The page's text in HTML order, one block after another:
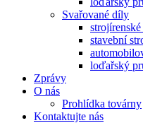
Svařované díly
stavební
loďařský
Zprávy
O nás
Prohlídka továrny
Kontaktujte nás